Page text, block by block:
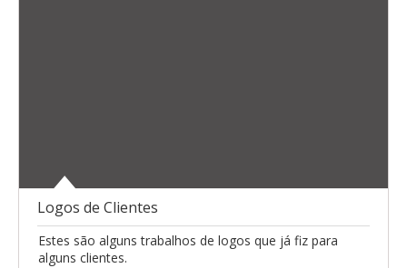
Logos de Clientes
Estes são alguns trabalhos de logos que já fiz para
alguns clientes.